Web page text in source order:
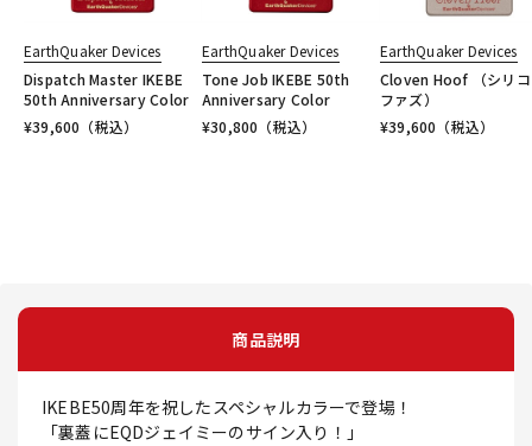
EarthQuaker Devices
Dispatch Master IKEBE
50th Anniversary Color
¥39,600 （税込）
EarthQuaker Devices
Tone Job IKEBE 50th
Anniversary Color
¥30,800 （税込）
EarthQuaker Devices
Cloven Hoof （シリ
ファズ）
¥39,600 （税込）
商品説明
IKEBE50周年を祝したスペシャルカラーで登場！
「裏蓋にEQDジェイミーのサイン入り！」